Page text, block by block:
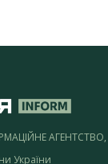
АГЕНТСТВО,
України